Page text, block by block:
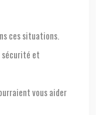
ces situations.
sécurité et
vous aider